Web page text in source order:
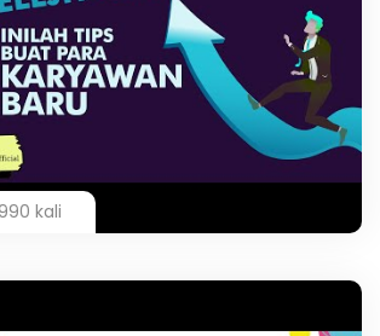
990 kali